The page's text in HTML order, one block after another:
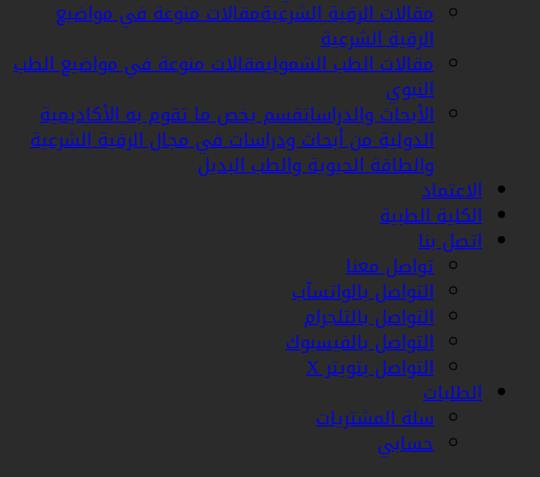
مقالات الرقية الشرعيةمقالات منوعة في مواضيع
الرقية الشرعية
مقالات الطب الشموليمقالات منوعة في مواضيع الطب
النبوي
الأبحاث والدراساتقسم يخص ما تقوم به الأكاديمية
الدولية من أبحاث ودراسات في مجال الرقية الشرعية
والطاقة الحيوية والطب البديل
الاعتماد
الكلية الطبية
اتصل بنا
تواصل معنا
التواصل بالواتسآب
التواصل بالتلجرام
التواصل بالفيسبوك
التواصل بتويتر X
الطلبات
سلة المشتريات
حسابي